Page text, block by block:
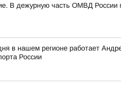
В дежурную часть ОМВД России
в нашем регионе работает
России